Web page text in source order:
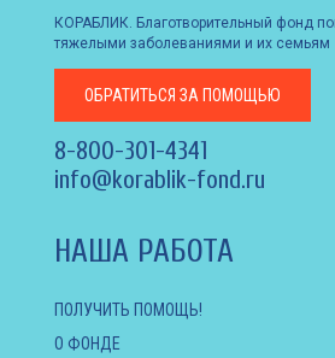
КОРАБЛИК. Благотворительный фонд
тяжелыми заболеваниями и их семьям
ОБРАТИТЬСЯ ЗА ПОМОЩЬЮ
8-800-301-4341
info@korablik-fond.ru
НАША РАБОТА
ПОЛУЧИТЬ ПОМОЩЬ!
О ФОНДЕ